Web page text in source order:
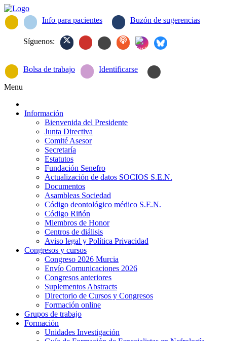
Info para pacientes Buzón de sugerencias
Síguenos:
Bolsa de trabajo Identificarse
Menu
Información
Bienvenida del Presidente
Junta Directiva
Comité Asesor
Secretaría
Estatutos
Fundación Senefro
Actualización de datos SOCIOS S.E.N.
Documentos
Asambleas Sociedad
Código deontológico médico S.E.N.
Código Riñón
Miembros de Honor
Centros de diálisis
Aviso legal y Política Privacidad
Congresos y cursos
Congreso 2026 Murcia
Envío Comunicaciones 2026
Congresos anteriores
Suplementos Abstracts
Directorio de Cursos y Congresos
Formación online
Grupos de trabajo
Formación
Unidades Investigación